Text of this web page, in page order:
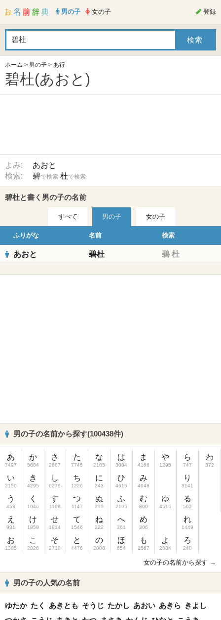
男の子 女の子 登録
ホーム > 男の子 > あ行
碧杜(あおと)
よみ:
あおと
検索:
碧で検索 杜で検索
碧杜と書く男の子の名前
すべて 男の子 女の子
ふりがな 名前 検索
あおと 碧杜 碧 杜
男の子の名前から探す(100438件)
あ
7497
い
2150
う
453
え
931
お
1305
か
5684
き
4295
く
1046
け
1859
こ
2826
さ
2867
し
6279
す
1108
せ
1814
そ
2710
た
7745
ち
1226
つ
1147
て
1546
と
4476
な
2165
に
243
ぬ
210
ね
222
の
2008
は
3084
ひ
4615
ふ
2105
へ
261
ほ
654
ま
4166
み
4048
む
800
め
306
も
1567
や
1295
ゆ
4515
よ
2684
ら
747
り
3141
る
562
れ
1449
ろ
240
わ
372
女の子の名前から探す →
男の子の人気の名前
ゆたか たく あきとも そうじ たかし あおい あきら きよし